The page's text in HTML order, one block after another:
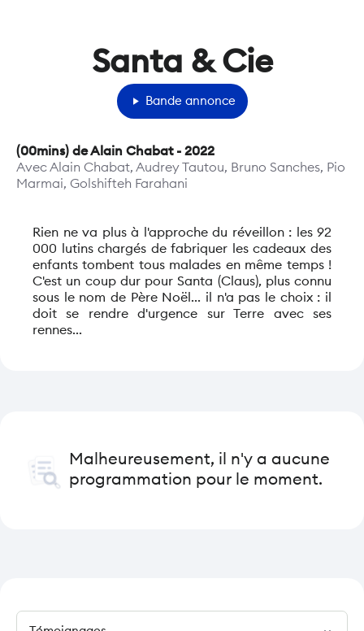
Santa & Cie
play_arrow Bande annonce
(00mins) deAlain Chabat- 2022
AvecAlain Chabat, Audrey Tautou, Bruno Sanches, Pio
Marmai, Golshifteh Farahani
Rien ne va plus à l'approche du réveillon : les 92
000 lutins chargés de fabriquer les cadeaux des
enfants tombent tous malades en même temps !
C'est un coup dur pour Santa (Claus), plus connu
sous le nom de Père Noël... il n'a pas le choix : il
doit se rendre d'urgence sur Terre avec ses
rennes...
Malheureusement, il n'y a aucune
programmation pour le moment.